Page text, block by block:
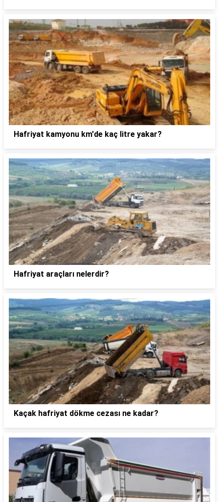
Hafriyat kamyonu km'de kaç litre yakar?
Hafriyat araçları nelerdir?
Kaçak hafriyat dökme cezası ne kadar?